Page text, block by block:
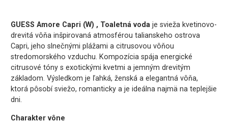
GUESS Amore Capri (W) , Toaletná voda je svieža kvetinovo-
drevitá vôňa inšpirovaná atmosférou talianskeho ostrova
Capri, jeho slnečnými plážami a citrusovou vôňou
stredomorského vzduchu. Kompozícia spája energické
citrusové tóny s exotickými kvetmi a jemným drevitým
základom. Výsledkom je ľahká, ženská a elegantná vôňa,
ktorá pôsobí sviežo, romanticky a je ideálna najmä na teplejšie
dni.
Charakter vône